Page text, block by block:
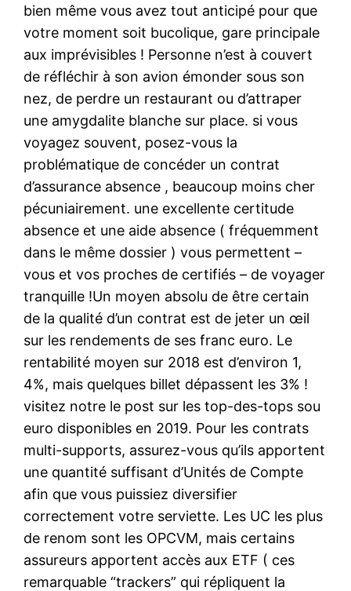
bien même vous avez tout anticipé pour que
votre moment soit bucolique, gare principale
aux imprévisibles ! Personne n’est à couvert
de réfléchir à son avion émonder sous son
nez, de perdre un restaurant ou d’attraper
une amygdalite blanche sur place. si vous
voyagez souvent, posez-vous la
problématique de concéder un contrat
d’assurance absence , beaucoup moins cher
pécuniairement. une excellente certitude
absence et une aide absence ( fréquemment
dans le même dossier ) vous permettent –
vous et vos proches de certifiés – de voyager
tranquille !Un moyen absolu de être certain
de la qualité d’un contrat est de jeter un œil
sur les rendements de ses franc euro. Le
rentabilité moyen sur 2018 est d’environ 1,
4%, mais quelques billet dépassent les 3% !
visitez notre le post sur les top-des-tops sou
euro disponibles en 2019. Pour les contrats
multi-supports, assurez-vous qu’ils apportent
une quantité suffisant d’Unités de Compte
afin que vous puissiez diversifier
correctement votre serviette. Les UC les plus
de renom sont les OPCVM, mais certains
assureurs apportent accès aux ETF ( ces
remarquable “trackers” qui répliquent la